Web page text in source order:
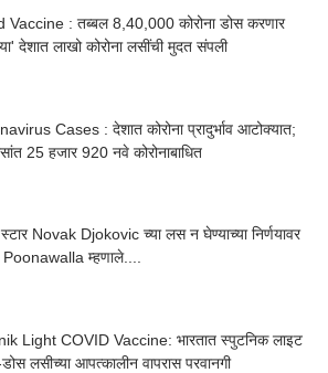
Vaccine : तब्बल 8,40,000 कोरोना डोस करणार
देशात लाखो कोरोना लसींची मुदत संपली
Cases : देशात कोरोना प्रादुर्भाव आटोक्यात;
25 हजार 920 नवे कोरोनाबाधित
Novak Djokovic च्या लस न घेण्याच्या निर्णयावर
म्हणाले....
Light COVID Vaccine: भारतात स्पुटनिक लाइट
लसीच्या आपत्कालीन वापरास परवानगी